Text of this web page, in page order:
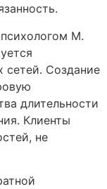
М.
сетей. Cоздание
длительности
Клиенты
не